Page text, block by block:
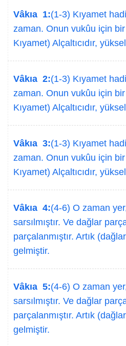
Vâkıa 1:(1-3) Kıyamet
zaman. Onun vukûu için
Kıyamet) Alçaltıcıdır,
Vâkıa 2:(1-3) Kıyamet
zaman. Onun vukûu için
Kıyamet) Alçaltıcıdır,
Vâkıa 3:(1-3) Kıyamet
zaman. Onun vukûu için
Kıyamet) Alçaltıcıdır,
Vâkıa 4:(4-6) O zaman
sarsılmıştır. Ve dağlar
parçalanmıştır. Artık
gelmiştir.
Vâkıa 5:(4-6) O zaman
sarsılmıştır. Ve dağlar
parçalanmıştır. Artık
gelmiştir.